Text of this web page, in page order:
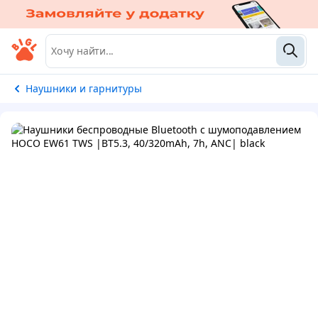
Наушники и гарнитуры